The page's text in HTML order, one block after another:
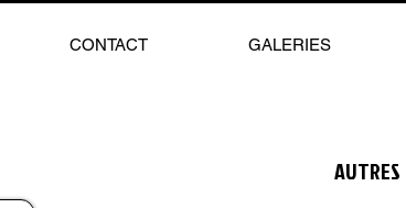
CONTACT GALERIES
AUTRES